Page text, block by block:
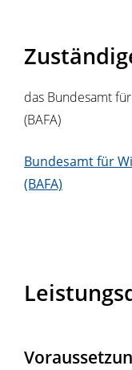
das Bundesamt
(BAFA)
Bundesamt für
(BAFA)